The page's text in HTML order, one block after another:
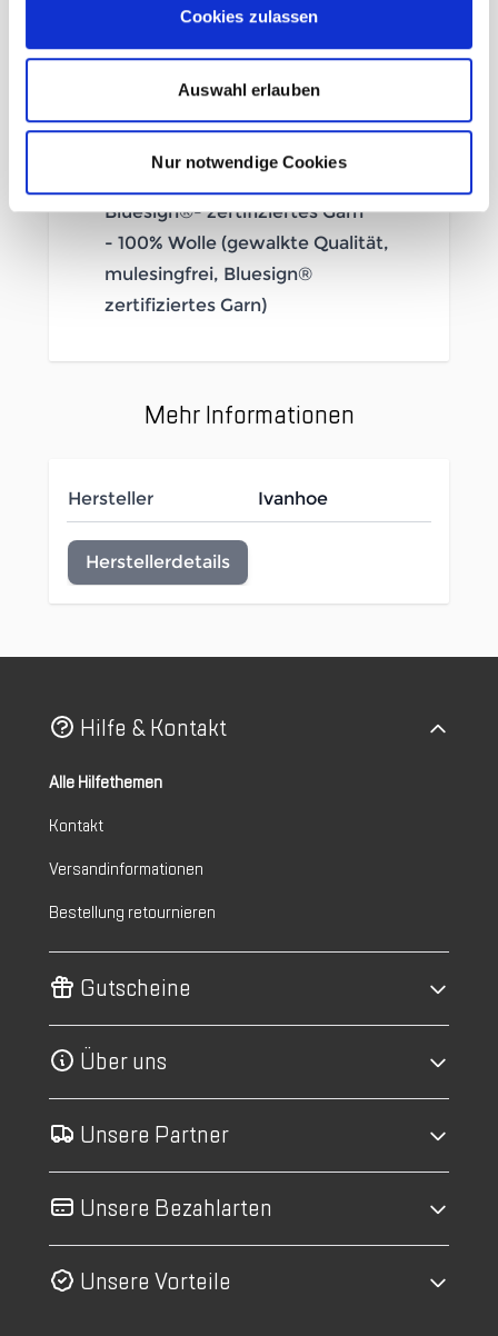
Cookies zulassen
Auswahl erlauben
Nur notwendige Cookies
- 2-Wege Reißverschluss vorne
und seitliche
Reißverschlusstaschen
- OEKO-TEX® zertifizierte
Bluesign®- zertifiziertes Garn
- 100% Wolle (gewalkte Qualität,
mulesingfrei, Bluesign®
zertifiziertes Garn)
Mehr Informationen
Hersteller Ivanhoe
Herstellerdetails
Hilfe & Kontakt
Alle Hilfethemen
Kontakt
Versandinformationen
Bestellung retournieren
Gutscheine
Über uns
Unsere Partner
Unsere Bezahlarten
Unsere Vorteile